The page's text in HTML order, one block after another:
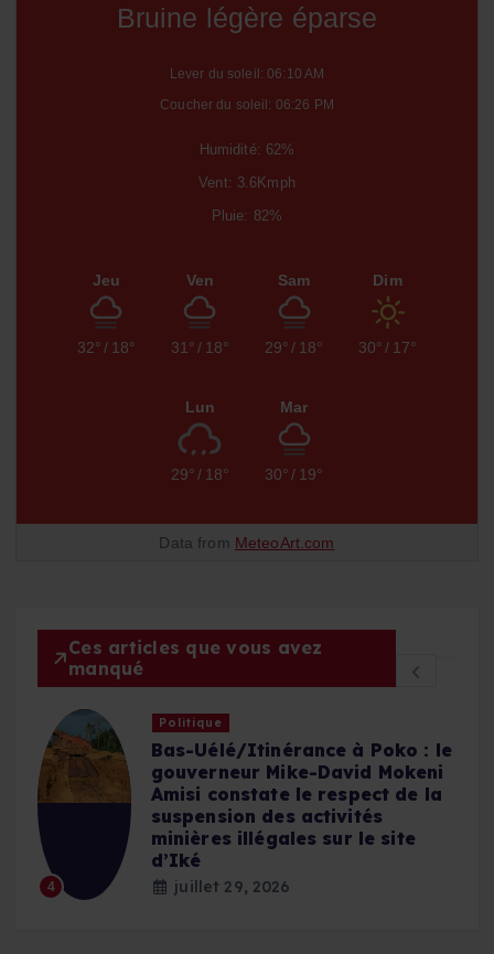
Bruine légère éparse
Lever du soleil: 06:10 AM
Coucher du soleil: 06:26 PM
Humidité: 62%
Vent: 3.6Kmph
Pluie: 82%
Jeu
32° / 18°
Ven
31° / 18°
Sam
29° / 18°
Dim
30° / 17°
Lun
29° / 18°
Mar
30° / 19°
Data from MeteoArt.com
Ces articles que vous avez
manqué
4
Politique
Bas-Uélé/Itinérance à Poko : le
gouverneur Mike-David Mokeni
Amisi constate le respect de la
suspension des activités
minières illégales sur le site
d’Iké
juillet 29, 2026